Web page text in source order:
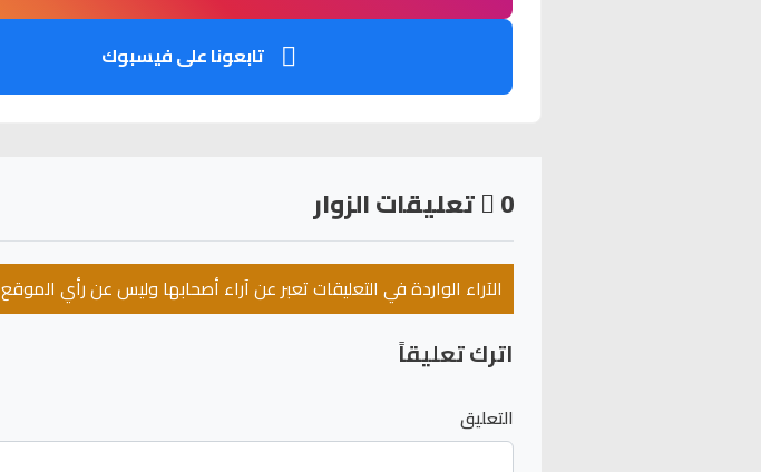
تابعونا على فيسبوك
0 تعليقات الزوار
الآراء الواردة في التعليقات تعبر عن آراء أصحابها وليس عن رأي الموقع
اترك تعليقاً
التعليق